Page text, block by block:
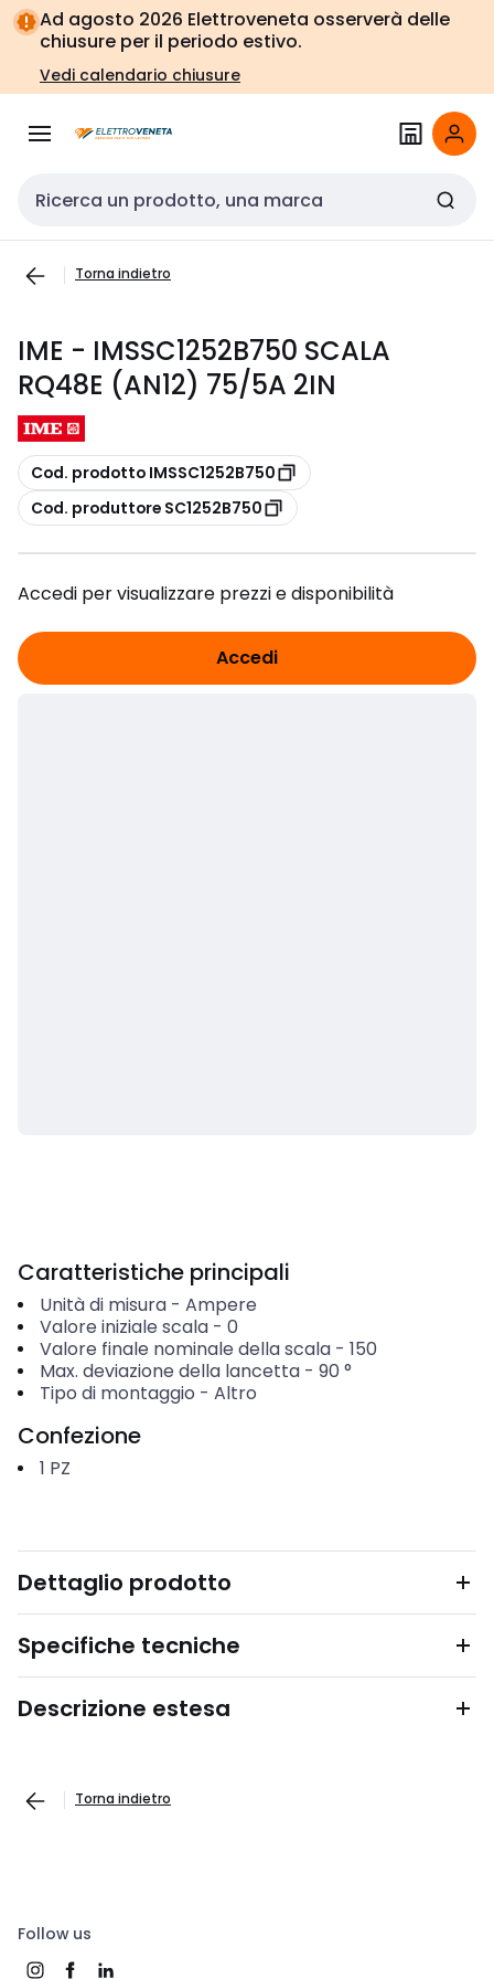
Vai alla
navigazione
Vai
alla
pagina
Ad agosto 2026 Elettroveneta osserverà delle
chiusure per il periodo estivo.
Vedi calendario chiusure
Cerca input
Torna indietro
IME - IMSSC1252B750 SCALA
RQ48E (AN12) 75/5A 2IN
copia
Cod. prodotto IMSSC1252B750
copia
Cod. produttore SC1252B750
Accedi per visualizzare prezzi e disponibilità
Accedi
Caratteristiche principali
Unità di misura- Ampere
Valore iniziale scala- 0
Valore finale nominale della scala- 150
Max. deviazione della lancetta- 90 °
Tipo di montaggio - Altro
Confezione
1 PZ
Dettaglio prodotto
Specifiche tecniche
Descrizione estesa
Torna indietro
Follow us